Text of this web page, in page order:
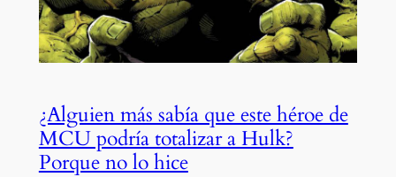
¿Alguien más sabía que este héroe de
MCU podría totalizar a Hulk?
Porque no lo hice